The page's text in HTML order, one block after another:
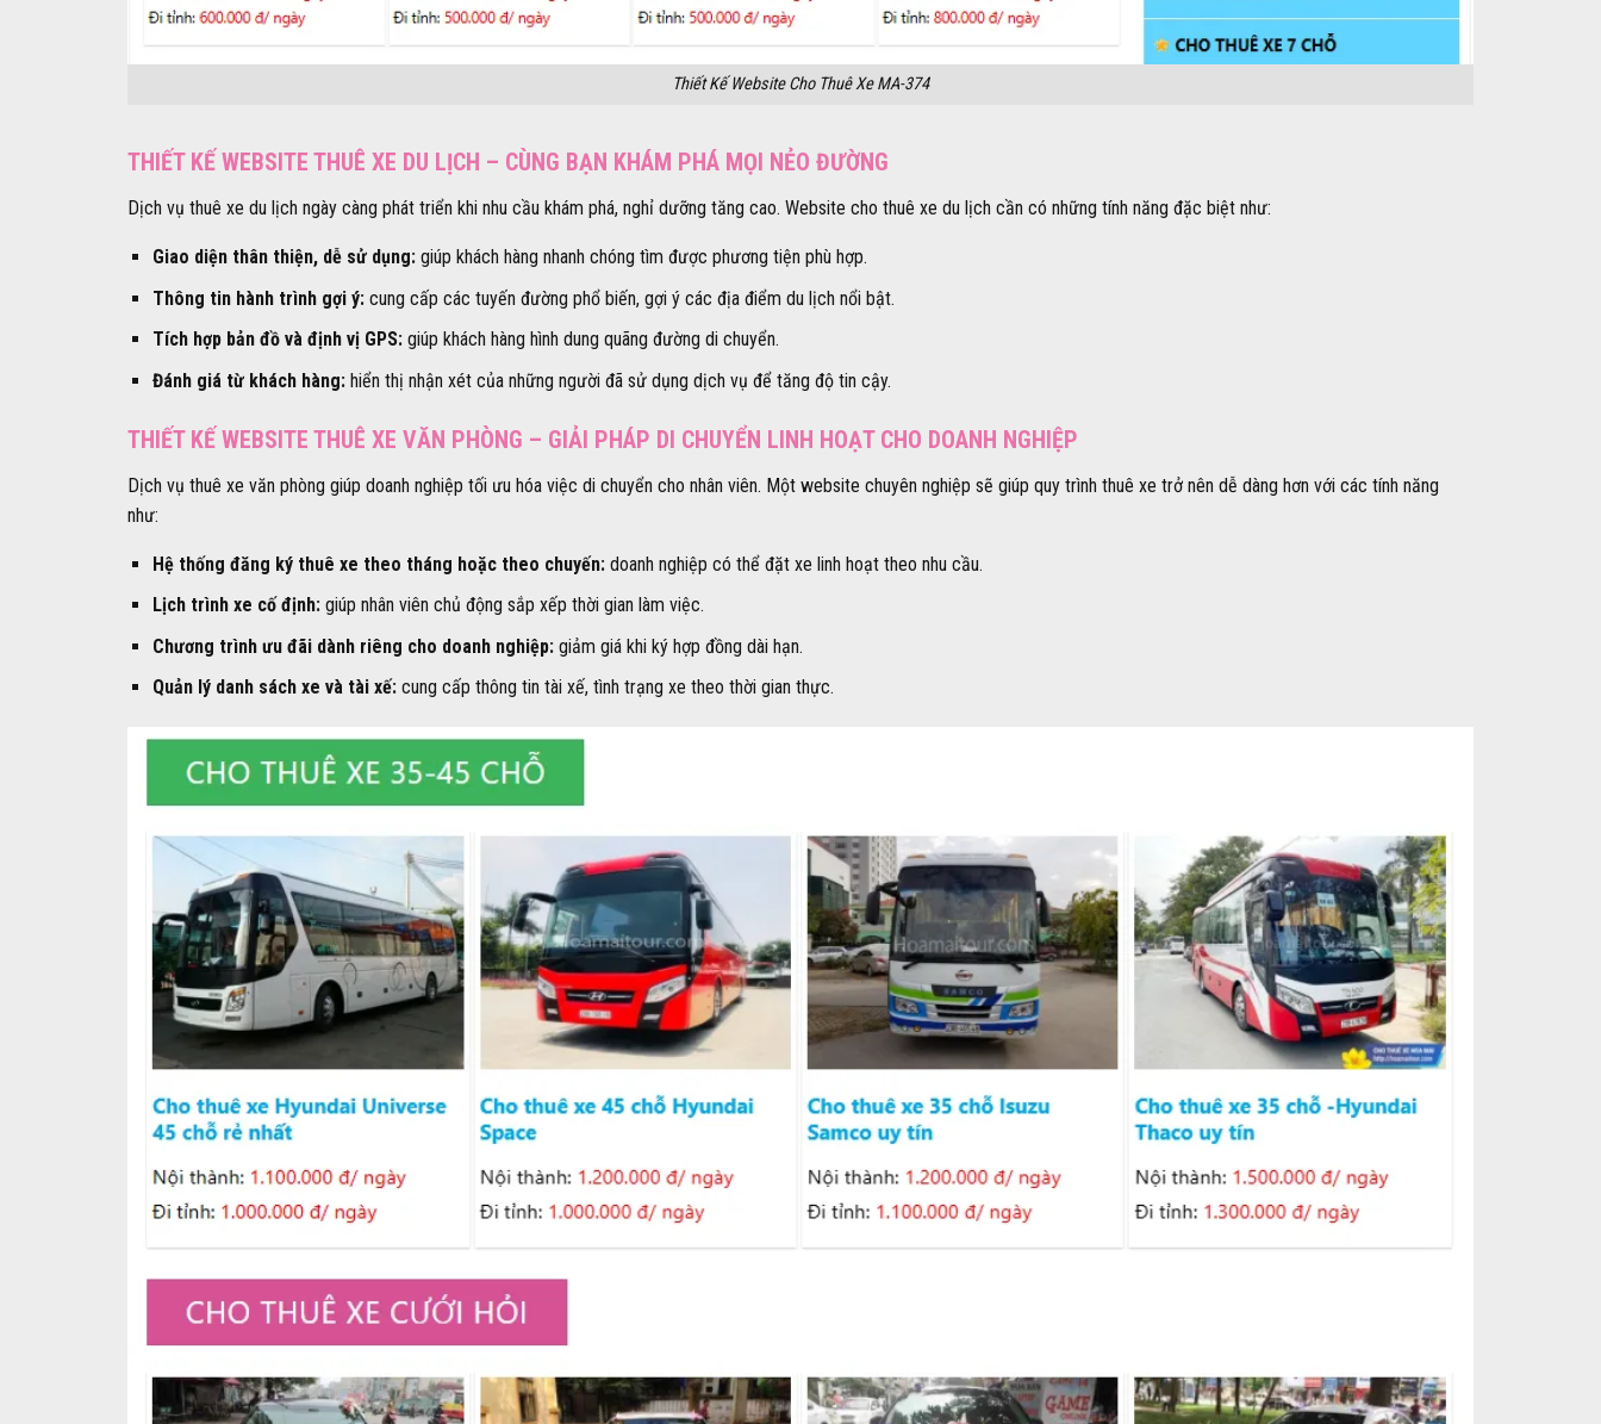
Thiết Kế Website Cho Thuê Xe MA-374
THIẾT KẾ WEBSITE THUÊ XE DU LỊCH – CÙNG BẠN KHÁM PHÁ MỌI NẺO ĐƯỜNG
Dịch vụ thuê xe du lịch ngày càng phát triển khi nhu cầu khám phá, nghỉ dưỡng tăng cao. Website cho thuê xe du lịch cần có những tính năng đặc biệt như:
Giao diện thân thiện, dễ sử dụng:giúp khách hàng nhanh chóng tìm được phương tiện phù hợp.
Thông tin hành trình gợi ý:cung cấp các tuyến đường phổ biến, gợi ý các địa điểm du lịch nổi bật.
Tích hợp bản đồ và định vị GPS:giúp khách hàng hình dung quãng đường di chuyển.
Đánh giá từ khách hàng:hiển thị nhận xét của những người đã sử dụng dịch vụ để tăng độ tin cậy.
THIẾT KẾ WEBSITE THUÊ XE VĂN PHÒNG – GIẢI PHÁP DI CHUYỂN LINH HOẠT CHO DOANH NGHIỆP
Dịch vụ thuê xe văn phòng giúp doanh nghiệp tối ưu hóa việc di chuyển cho nhân viên. Một website chuyên nghiệp sẽ giúp quy trình thuê xe trở nên dễ dàng hơn với các tính năng
như:
Hệ thống đăng ký thuê xe theo tháng hoặc theo chuyến:doanh nghiệp có thể đặt xe linh hoạt theo nhu cầu.
Lịch trình xe cố định:giúp nhân viên chủ động sắp xếp thời gian làm việc.
Chương trình ưu đãi dành riêng cho doanh nghiệp:giảm giá khi ký hợp đồng dài hạn.
Quản lý danh sách xe và tài xế:cung cấp thông tin tài xế, tình trạng xe theo thời gian thực.